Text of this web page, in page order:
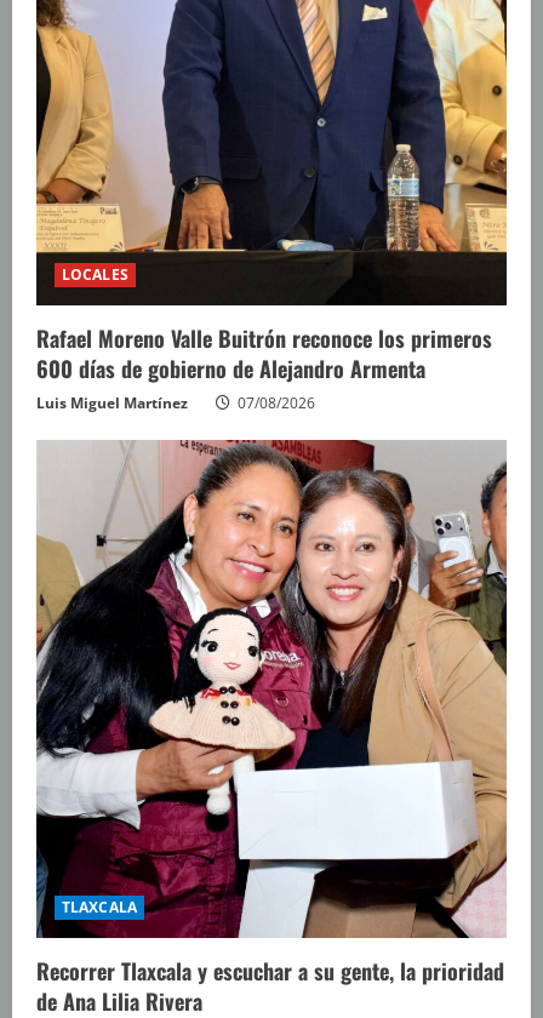
LOCALES
Rafael Moreno Valle Buitrón reconoce los primeros
600 días de gobierno de Alejandro Armenta
Luis Miguel Martínez 07/08/2026
TLAXCALA
Recorrer Tlaxcala y escuchar a su gente, la prioridad
de Ana Lilia Rivera